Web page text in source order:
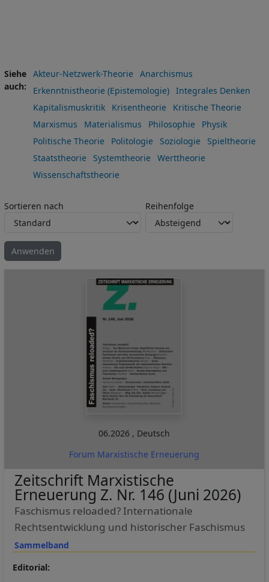
Siehe
auch
Akteur-Netzwerk-Theorie
Anarchismus
Erkenntnistheorie (Epistemologie)
Integrales Denken
Kapitalismuskritik
Krisentheorie
Kritische Theorie
Marxismus
Materialismus Philosophie
Physik
Politische Theorie
Politologie Soziologie
Spieltheorie
Staatstheorie
Systemtheorie
Werttheorie
Wissenschaftstheorie
Sortieren nach Reihenfolge
06.2026 , Deutsch
Forum Marxistische Erneuerung
Sammelband
Zeitschrift Marxistische
Erneuerung Z. Nr. 146 (Juni 2026)
Faschismus reloaded? Internationale
Rechtsentwicklung und historischer Faschismus
Editorial: